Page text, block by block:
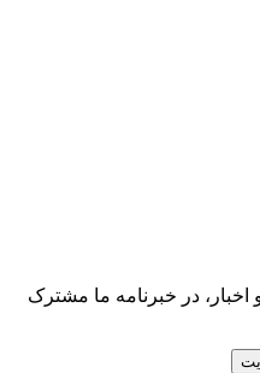
در خبرنامه ما مشترک